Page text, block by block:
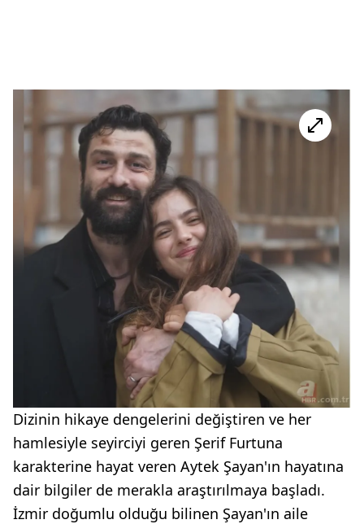
Dizinin hikaye dengelerini değiştiren ve her
hamlesiyle seyirciyi geren Şerif Furtuna
karakterine hayat veren Aytek Şayan'ın hayatına
dair bilgiler de merakla araştırılmaya başladı.
İzmir doğumlu olduğu bilinen Şayan'ın aile